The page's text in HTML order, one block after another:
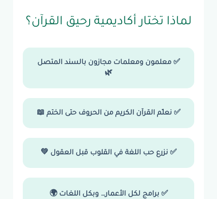
لماذا تختار أكاديمية رحيق القرآن؟
✅ معلمون ومعلمات مجازون بالسند المتصل
🌿
✅ نعلّم القرآن الكريم من الحروف حتى الختم 📖
✅ نزرع حب اللغة في القلوب قبل العقول 💚
✅ برامج لكل الأعمار… وبكل اللغات 🌍